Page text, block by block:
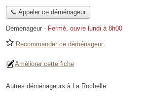
📞 Appeler ce déménageur
Déménageur - Fermé, ouvre lundi à 8h00
Recommander ce déménageur
Améliorer cette fiche
Autres déménageurs à La Rochelle